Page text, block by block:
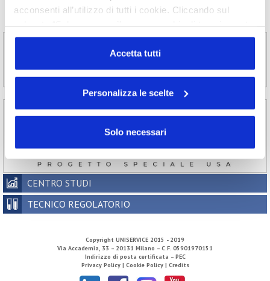
acconsenti all’utilizzo di tutti i cookie. Cliccando sul
o profilazione viene utilizzato. Cliccando su
“Personalizza le scelte” è possibile esprimere la propria
volontà in relazione a ciascuna categoria di cookie del
Accetta tutti
Personalizza le scelte
Solo necessari
2002
CENTRO STUDI
TECNICO REGOLATORIO
Copyright UNISERVICE 2015 - 2019
Via Accademia, 33 – 20131 Milano – C.F. 05901970151
Indirizzo di posta certificata – PEC
Privacy Policy | Cookie Policy | Credits